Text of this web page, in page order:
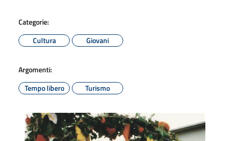
Categorie:
Cultura
Giovani
Argomenti:
Tempo libero
Turismo